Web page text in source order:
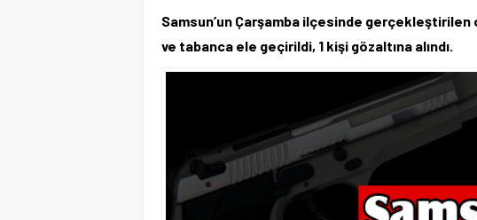
Samsun’un Çarşamba ilçesinde
ve tabanca ele geçirildi, 1 kişi gözaltına alındı.